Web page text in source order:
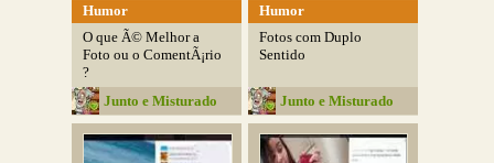
Humor
O que Ã© Melhor a
Foto ou o ComentÃ¡rio
?
Junto e Misturado
Humor
Fotos com Duplo
Sentido
Junto e Misturado